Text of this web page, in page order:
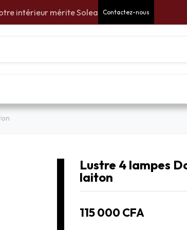
intérieur mérite Solea Contactez-nous
Lustre 4 lampes
laiton
115 000 CFA